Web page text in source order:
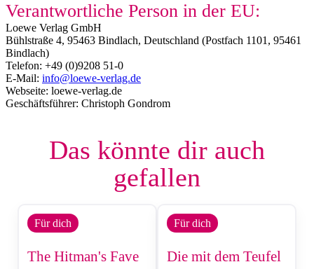
Verantwortliche Person in der EU:
Loewe Verlag GmbH
Bühlstraße 4, 95463 Bindlach, Deutschland (Postfach 1101, 95461
Bindlach)
Telefon: +49 (0)9208 51-0
E-Mail: info@loewe-verlag.de
Webseite: loewe-verlag.de
Geschäftsführer: Christoph Gondrom
Das könnte dir auch
gefallen
Für dich
The Hitman's Fave
Für dich
Die mit dem Teufel